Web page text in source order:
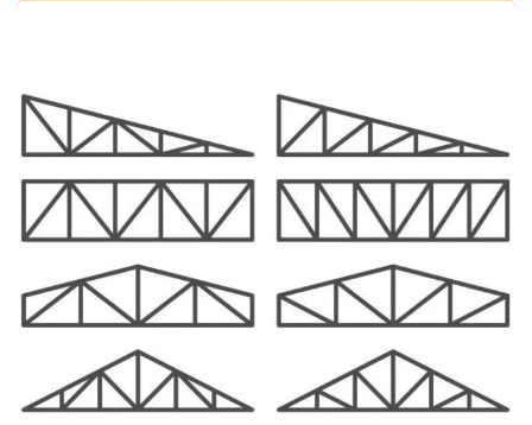
Distribuidor de arame de solda mig
Distribuidor de arames e pregos
Distribuidor de discos de corte
Distribuidor de solda mig
Distribuidor de tubos de aço carbono